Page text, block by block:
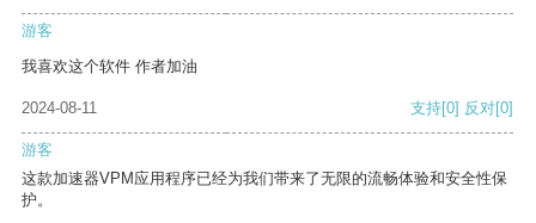
游客
我喜欢这个软件 作者加油
2024-08-11 支持[0] 反对[0]
游客
这款加速器VPM应用程序已经为我们带来了无限的流畅体验和安全性保
护。